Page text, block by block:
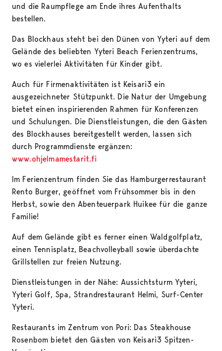
und die Raumpflege am Ende ihres Aufenthalts
bestellen.
Das Blockhaus steht bei den Dünen von Yyteri auf dem
Gelände des beliebten Yyteri Beach Ferienzentrums,
wo es vielerlei Aktivitäten für Kinder gibt.
Auch für Firmenaktivitäten ist Keisari3 ein
ausgezeichneter Stützpunkt. Die Natur der Umgebung
bietet einen inspirierenden Rahmen für Konferenzen
und Schulungen. Die Dienstleistungen, die den Gästen
des Blockhauses bereitgestellt werden, lassen sich
durch Programmdienste ergänzen:
www.ohjelmamestarit.fi
Im Ferienzentrum finden Sie das Hamburgerrestaurant
Rento Burger, geöffnet vom Frühsommer bis in den
Herbst, sowie den Abenteuerpark Huikee für die ganze
Familie!
Auf dem Gelände gibt es ferner einen Waldgolfplatz,
einen Tennisplatz, Beachvolleyball sowie überdachte
Grillstellen zur freien Nutzung.
Dienstleistungen in der Nähe: Aussichtsturm Yyteri,
Yyteri Golf, Spa, Strandrestaurant Helmi, Surf-Center
Yyteri.
Restaurants im Zentrum von Pori: Das Steakhouse
Rosenbom bietet den Gästen von Keisari3 Spitzen-